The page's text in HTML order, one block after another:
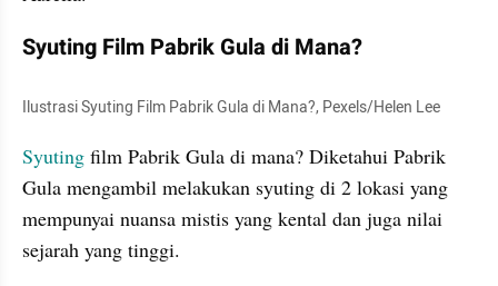
Syuting Film Pabrik Gula di Mana?
Ilustrasi Syuting Film Pabrik Gula di Mana?, Pexels/Helen Lee
Syuting film Pabrik Gula di mana? Diketahui Pabrik
Gula mengambil melakukan syuting di 2 lokasi yang
mempunyai nuansa mistis yang kental dan juga nilai
sejarah yang tinggi.